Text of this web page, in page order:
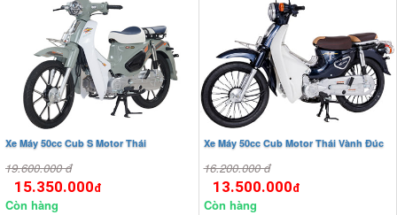
Xe Máy 50cc Cub S Motor Thái
19.600.000 đ
15.350.000đ
Còn hàng
Xe Máy 50cc Cub Motor Thái Vành Đúc
16.200.000 đ
13.500.000đ
Còn hàng